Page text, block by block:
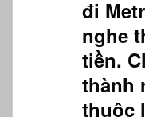
đi
nghe
tiền.
thành
thuộc